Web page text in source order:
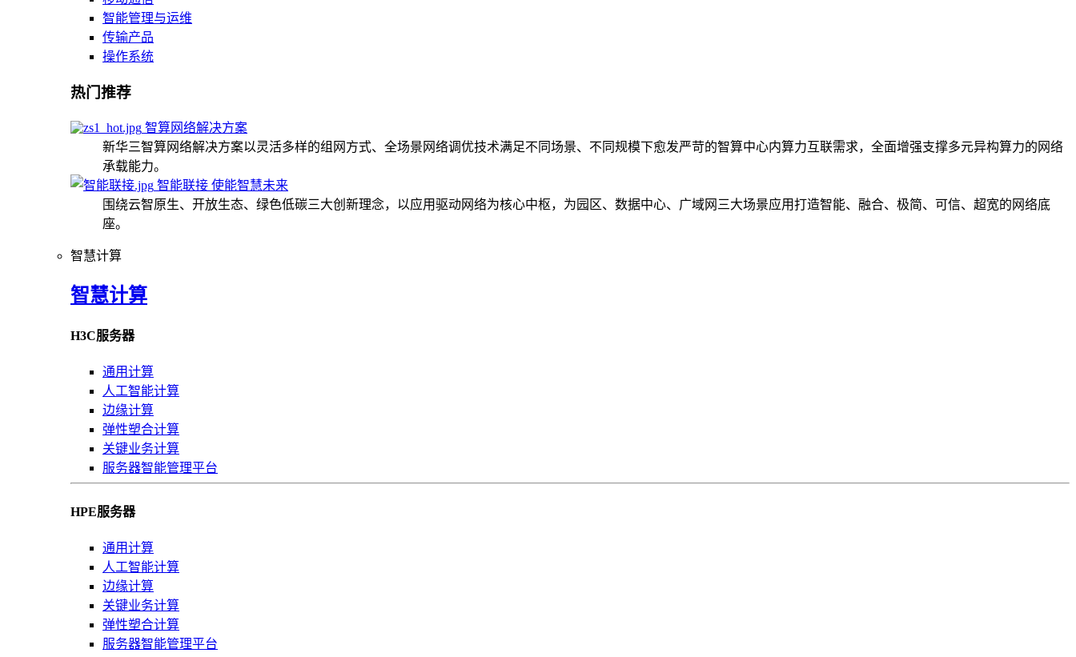
智能管理与运维
传输产品
操作系统
热门推荐
智算网络解决方案
新华三智算网络解决方案以灵活多样的组网方式、全场景网络调优技术满足不同场景、不同规模下愈发严苛的智算中心内算力互联需求，全面增强支撑多元异构算力的网络
承载能力。
智能联接 使能智慧未来
围绕云智原生、开放生态、绿色低碳三大创新理念，以应用驱动网络为核心中枢，为园区、数据中心、广域网三大场景应用打造智能、融合、极简、可信、超宽的网络底
座。
智慧计算
智慧计算
H3C服务器
通用计算
人工智能计算
边缘计算
弹性塑合计算
关键业务计算
服务器智能管理平台
HPE服务器
通用计算
人工智能计算
边缘计算
关键业务计算
弹性塑合计算
服务器智能管理平台